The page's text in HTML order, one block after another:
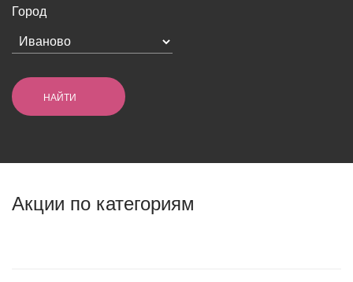
Город
НАЙТИ
Акции по категориям